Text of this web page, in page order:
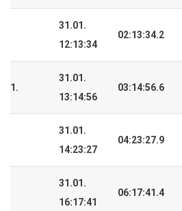
31.01.
12:13:34
02:13:34.2
1.
31.01.
13:14:56
03:14:56.6
31.01.
14:23:27
04:23:27.9
31.01.
16:17:41
06:17:41.4